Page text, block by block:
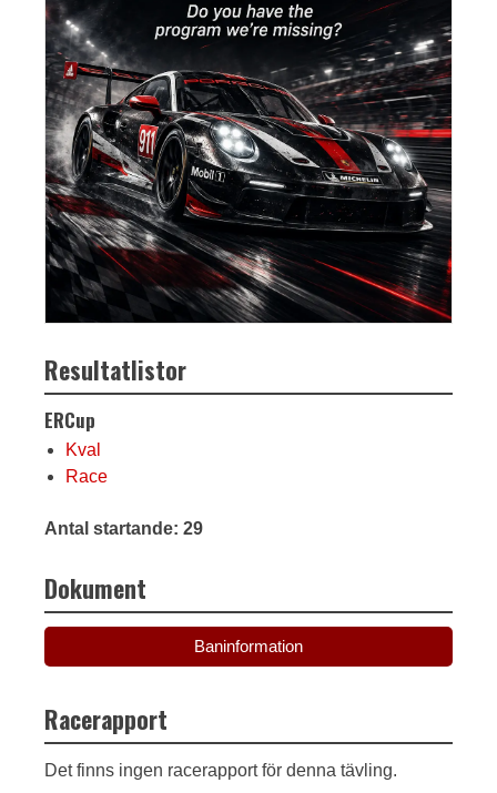
Resultatlistor
ERCup
Kval
Race
Antal startande: 29
Dokument
Baninformation
Racerapport
Det finns ingen racerapport för denna tävling.